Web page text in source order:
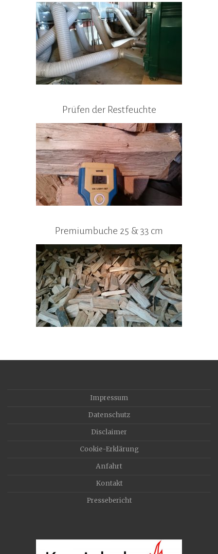
Prüfen der Restfeuchte
Premiumbuche 25 & 33 cm
Impressum
Datenschutz
Disclaimer
Cookie-Erklärung
Anfahrt
Kontakt
Pressebericht